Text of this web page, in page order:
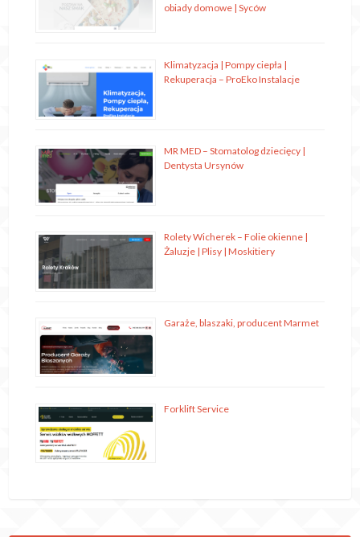
obiady domowe | Syców
Klimatyzacja | Pompy ciepła |
Rekuperacja – ProEko Instalacje
MR MED – Stomatolog dziecięcy |
Dentysta Ursynów
Rolety Wicherek – Folie okienne |
Żaluzje | Plisy | Moskitiery
Garaże, blaszaki, producent Marmet
Forklift Service